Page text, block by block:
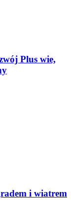
Plus wie,
i wiatrem